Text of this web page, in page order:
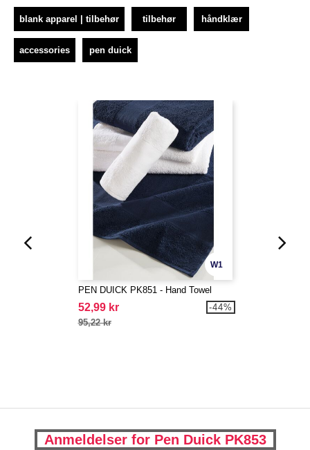
blank apparel | tilbehør tilbehør håndklær
accessories pen duick
W1
PEN DUICK PK851 - Hand Towel
52,99 kr
95,22 kr
-44%
Anmeldelser for Pen Duick PK853